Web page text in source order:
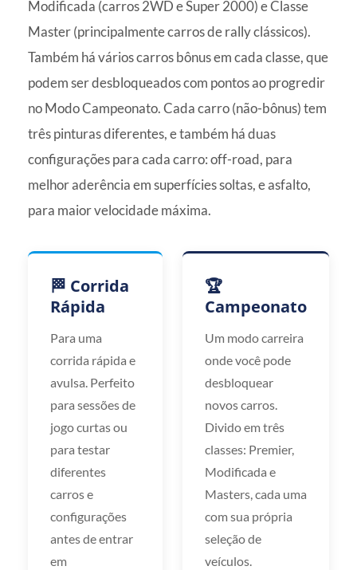
Modificada (carros 2WD e Super 2000) e Classe
Master (principalmente carros de rally clássicos).
Também há vários carros bônus em cada classe, que
podem ser desbloqueados com pontos ao progredir
no Modo Campeonato. Cada carro (não-bônus) tem
três pinturas diferentes, e também há duas
configurações para cada carro: off-road, para
melhor aderência em superfícies soltas, e asfalto,
para maior velocidade máxima.
🏁 Corrida
Rápida
Para uma
corrida rápida e
avulsa. Perfeito
para sessões de
jogo curtas ou
para testar
diferentes
carros e
configurações
antes de entrar
em
🏆
Campeonato
Um modo carreira
onde você pode
desbloquear
novos carros.
Divido em três
classes: Premier,
Modificada e
Masters, cada uma
com sua própria
seleção de
veículos.